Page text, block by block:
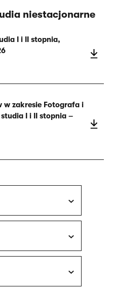
niestacjonarne
I i II stopnia,
w zakresie Fotografa i
I i II stopnia –